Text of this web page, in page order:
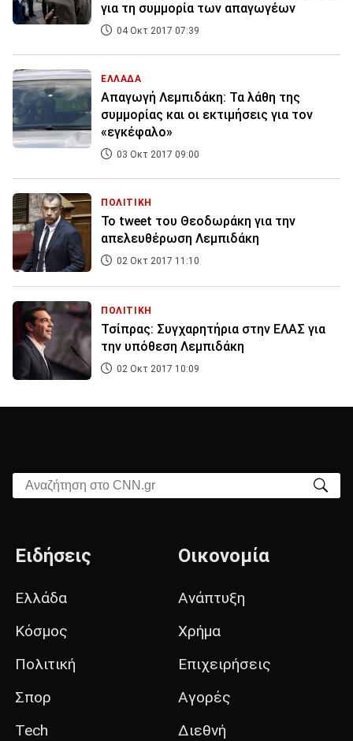
για τη συμμορία των απαγωγέων
04 Οκτ 2017 07:39
ΕΛΛΑΔΑ
Απαγωγή Λεμπιδάκη: Τα λάθη της
συμμορίας και οι εκτιμήσεις για τον
«εγκέφαλο»
03 Οκτ 2017 09:00
ΠΟΛΙΤΙΚΗ
Το tweet του Θεοδωράκη για την
απελευθέρωση Λεμπιδάκη
02 Οκτ 2017 11:10
ΠΟΛΙΤΙΚΗ
Τσίπρας: Συγχαρητήρια στην ΕΛΑΣ για
την υπόθεση Λεμπιδάκη
02 Οκτ 2017 10:09
Αναζήτηση στο CNN.gr
Ειδήσεις
Ελλάδα
Κόσμος
Πολιτική
Σπορ
Tech
Οικονομία
Ανάπτυξη
Χρήμα
Επιχειρήσεις
Αγορές
Διεθνή